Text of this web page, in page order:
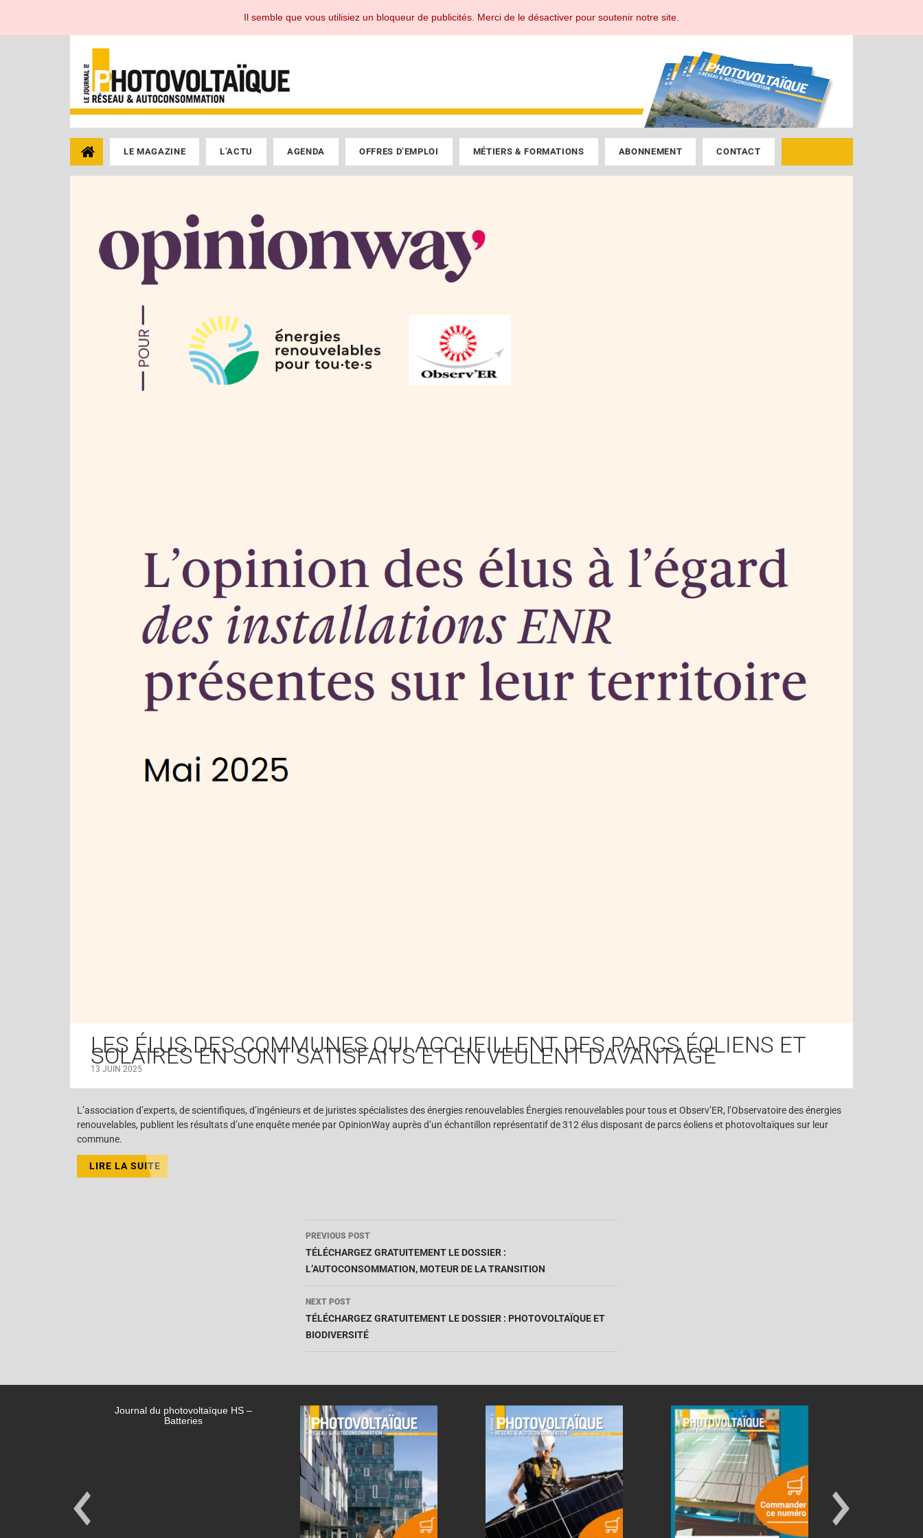
ESPACE ABONNÉ
LE MAGAZINE L’ACTU AGENDA OFFRES D’EMPLOI MÉTIERS & FORMATIONS ABONNEMENT CONTACT
LES ÉLUS DES COMMUNES QUI ACCUEILLENT DES PARCS ÉOLIENS ET
SOLAIRES EN SONT SATISFAITS ET EN VEULENT DAVANTAGE
13 JUIN 2025
L’association d’experts, de scientifiques, d’ingénieurs et de juristes spécialistes des énergies renouvelables Énergies renouvelables pour tous et Observ’ER, l’Observatoire des énergies
renouvelables, publient les résultats d’une enquête menée par OpinionWay auprès d’un échantillon représentatif de 312 élus disposant de parcs éoliens et photovoltaïques sur leur
commune.
LIRE LA SUITE
PREVIOUS POST
TÉLÉCHARGEZ GRATUITEMENT LE DOSSIER :
L’AUTOCONSOMMATION, MOTEUR DE LA TRANSITION
NEXT POST
TÉLÉCHARGEZ GRATUITEMENT LE DOSSIER : PHOTOVOLTAÏQUE ET
BIODIVERSITÉ
Journal du photovoltaïque HS –
Batteries
Il semble que vous utilisiez un bloqueur de publicités. Merci de le désactiver pour soutenir notre site.